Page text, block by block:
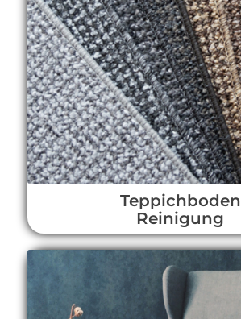
Teppichboden
Reinigung